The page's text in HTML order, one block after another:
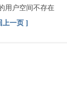
用户空间不存在
上一页 ]